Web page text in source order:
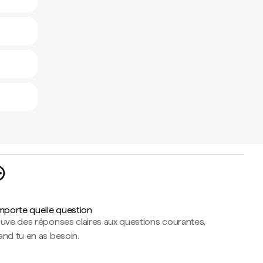
quelle question
des réponses claires aux questions courantes,
tu en as besoin.